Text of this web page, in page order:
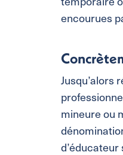
encourues
Jusqu’alors
mineure ou
d’éducateur